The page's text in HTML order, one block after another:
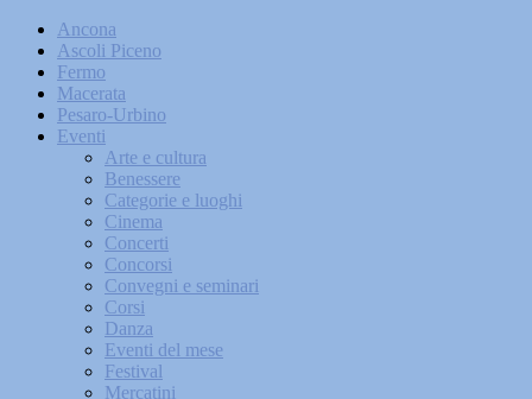
Ancona
Ascoli Piceno
Fermo
Macerata
Pesaro-Urbino
Eventi
Arte e cultura
Benessere
Categorie e luoghi
Cinema
Concerti
Concorsi
Convegni e seminari
Corsi
Danza
Eventi del mese
Festival
Mercatini